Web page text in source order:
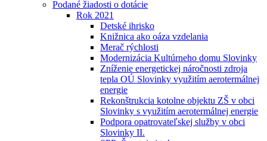
Podané žiadosti o dotácie
Rok 2021
Detské ihrisko
Knižnica ako oáza vzdelania
Merač rýchlosti
Modernizácia Kultúrneho domu Slovinky
Zníženie energetickej náročnosti zdroja
tepla OÚ Slovinky využitím aerotermálnej
energie
Rekonštrukcia kotolne objektu ZŠ v obci
Slovinky s využitím aerotermálnej energie
Podpora opatrovateľskej služby v obci
Slovinky II.